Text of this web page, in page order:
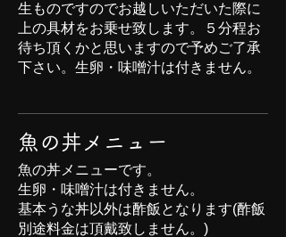
生ものですのでお越しいただいた際に
上の具材をお乗せ致します。５分程お
待ち頂くかと思いますので予めご了承
下さい。生卵・味噌汁は付きません。
魚の丼メニュー
魚の丼メニューです。
生卵・味噌汁は付きません。
基本うな丼以外は酢飯となります(酢飯
別途料金は頂戴致しません。)